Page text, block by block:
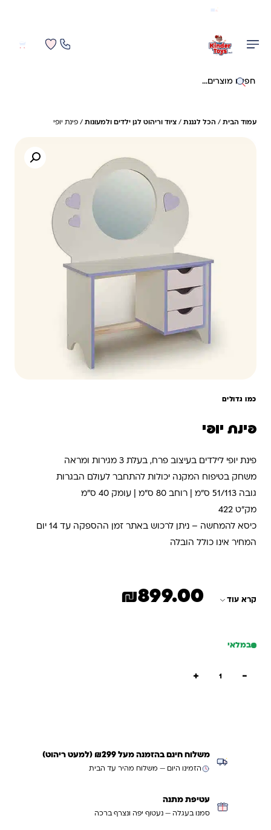
חיפוש באתר
עמוד הבית / הכל לגננת / ציוד וריהוט לגן ילדים ולמעונות / פינת יופי
כמו גדולים
פינת יופי
פינת יופי לילדים בעיצוב פרח, בעלת 3 מגירות ומראה
משחק בטיפוח המקנה יכולות להתחבר לעולם הבגרות
גובה 51/113 ס”מ | רוחב 80 ס”מ | עומק 40 ס”מ
מק”ט 422
כיסא להמחשה – ניתן לרכוש באתר זמן ההספקה עד 14 יום
המחיר אינו כולל הובלה
קרא עוד ₪899.00
במלאי
−
+
משלוח חינם בהזמנה מעל ₪299 (למעט ריהוט)
הזמינו היום — משלוח מהיר עד הבית
עטיפת מתנה
סמנו בעגלה — נעטוף יפה ונצרף ברכה